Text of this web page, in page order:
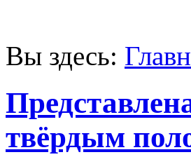
Вы здесь:
твёрдым